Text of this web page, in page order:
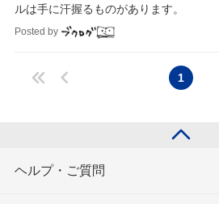
ルは手に汗握るものがあります。
Posted by
1
ヘルプ・ご質問